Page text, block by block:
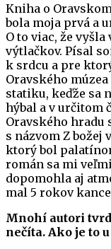
Kniha o
bola moja prvá a
O to viac, že
výtlačkov. Písal
k srdcu a pre
Oravského
statiku, keďže sa
hýbal a v určitom
Oravského
s názvom Z božej
ktorý bol
román sa mi
dopomohla aj
mal 5 rokov
Mnohí autori
nečíta. Ako je to u